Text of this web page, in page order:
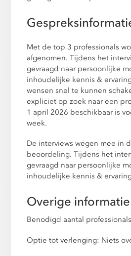
Met de top 3 professionals
afgenomen. Tijdens het
gevraagd naar persoonlijke
inhoudelijke kennis &
wensen snel te kunnen
expliciet op zoek naar een
1 april 2026 beschikbaar is
week.
De interviews wegen mee in
beoordeling. Tijdens het
gevraagd naar persoonlijke
inhoudelijke kennis &
Overige informatie
Benodigd aantal
Optie tot verlenging: Niets